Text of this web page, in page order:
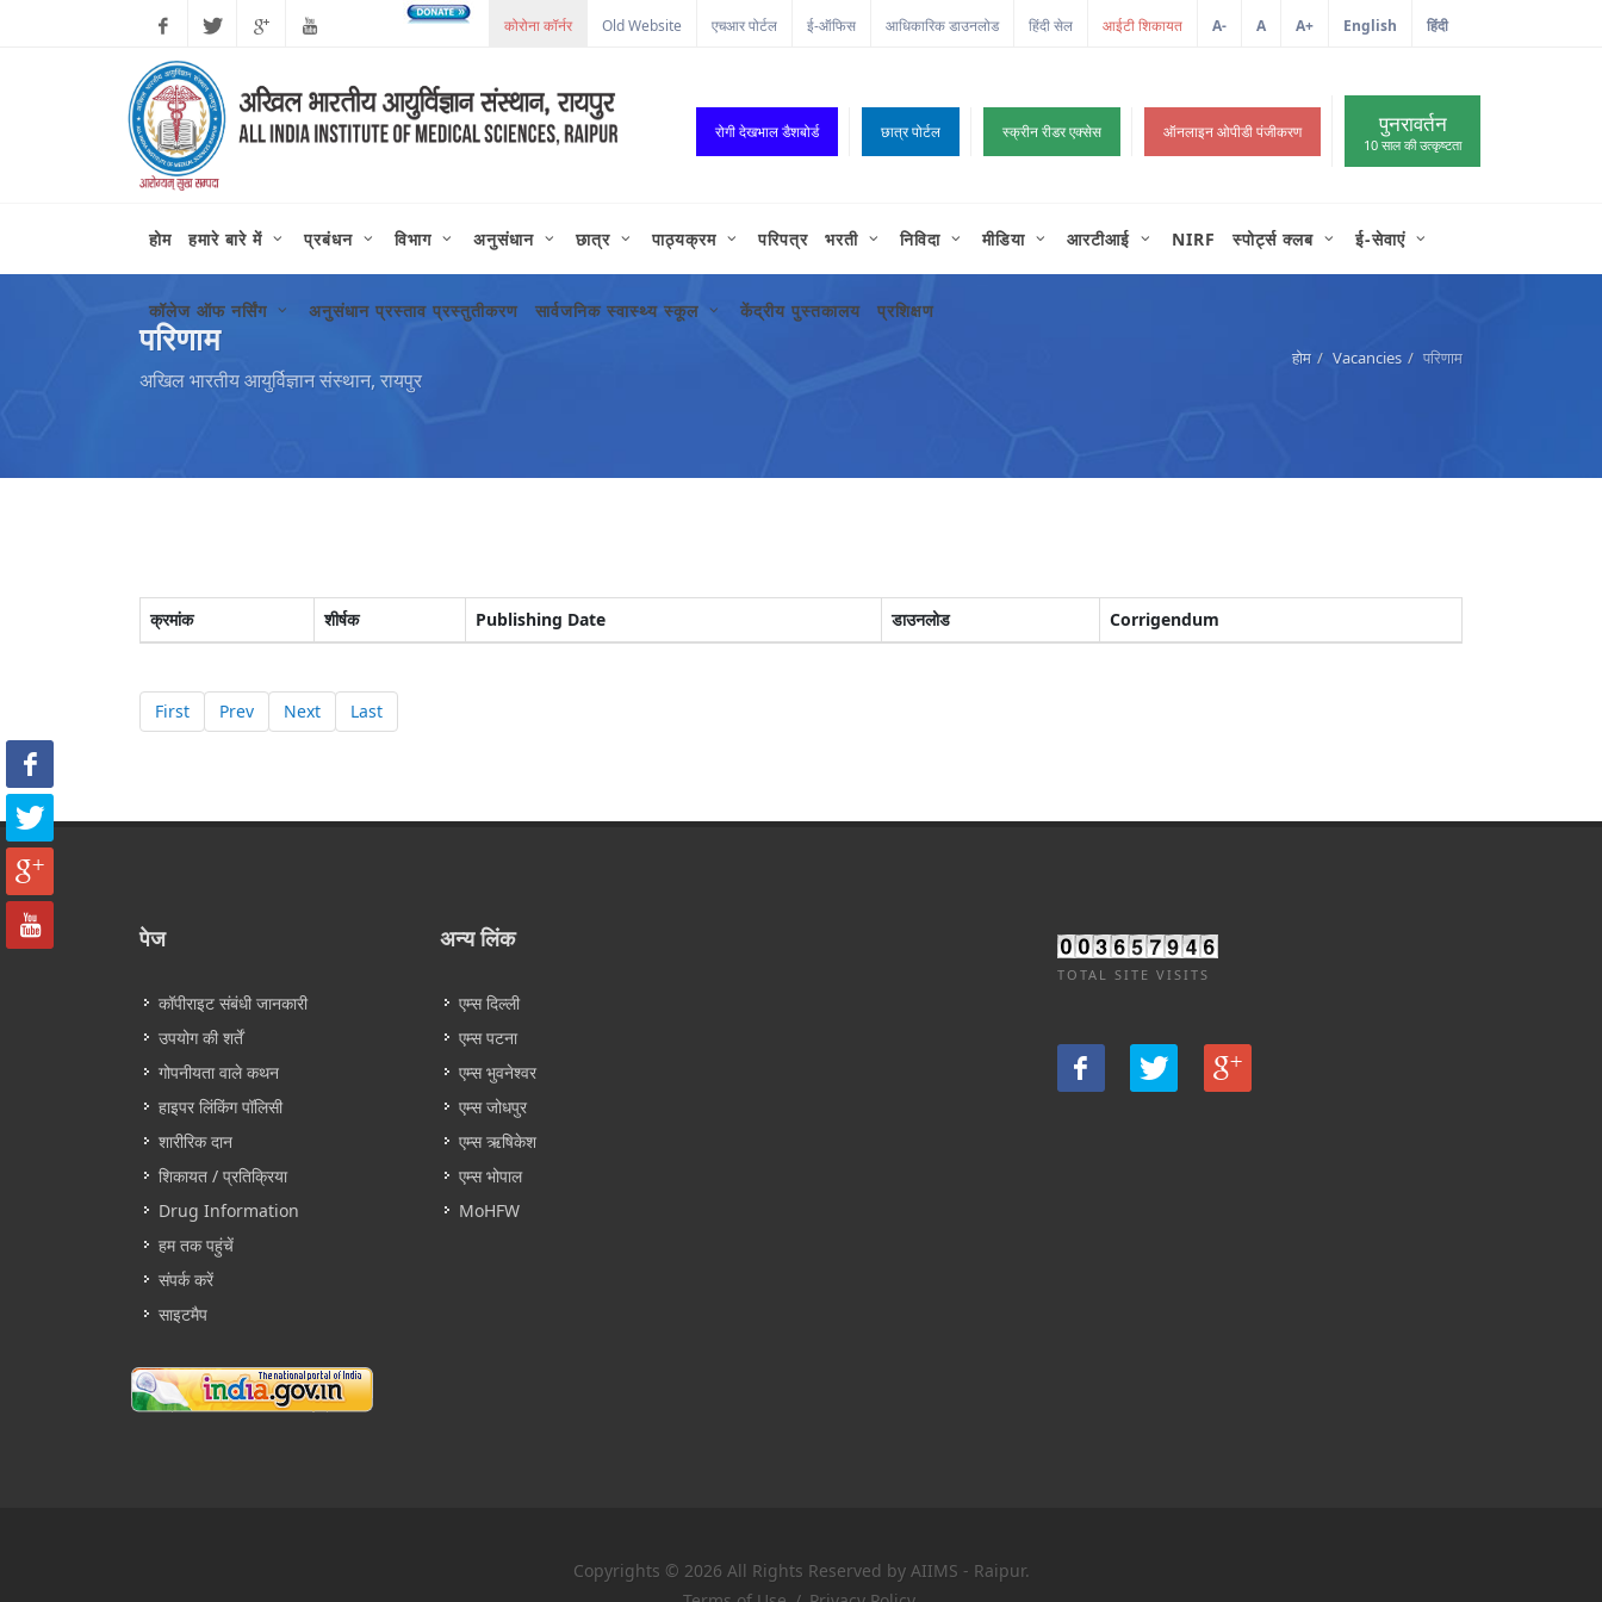
FacebookTwitter
Plus
Old Website एचआर पोर्टल ई-ऑफिस आधिकारिक डाउनलोड हिंदी सेल A- A A+ English हिंदी
रोगी देखभाल डैशबोर्ड छात्र पोर्टल स्क्रीन रीडर एक्सेस ऑनलाइन ओपीडी पंजीकरण पुनरावर्तन
10 साल की उत्कृष्टता
होम हमारे बारे में प्रबंधन विभाग अनुसंधान छात्र पाठ्यक्रम परिपत्र भरती निविदा मीडिया आरटीआई NIRF स्पोर्ट्स क्लब ई-सेवाएं
कॉलेज ऑफ नर्सिंग अनुसंधान प्रस्ताव प्रस्तुतीकरण सार्वजनिक स्वास्थ्य स्कूल केंद्रीय पुस्तकालय प्रशिक्षण
परिणाम
अखिल भारतीय आयुर्विज्ञान संस्थान, रायपुर
होम Vacancies परिणाम
क्रमांक शीर्षक Publishing Date डाउनलोड Corrigendum
First Prev Next Last
पेज
कॉपीराइट संबंधी जानकारी
उपयोग की शर्तें
गोपनीयता वाले कथन
हाइपर लिंकिंग पॉलिसी
शारीरिक दान
शिकायत / प्रतिक्रिया
Drug Information
हम तक पहुंचें
संपर्क करें
साइटमैप
अन्य लिंक
एम्स दिल्ली
एम्स पटना
एम्स भुवनेश्वर
एम्स जोधपुर
एम्स ऋषिकेश
एम्स भोपाल
MoHFW
TOTAL SITE VISITS
Copyrights © 2026 All Rights Reserved by AIIMS - Raipur.